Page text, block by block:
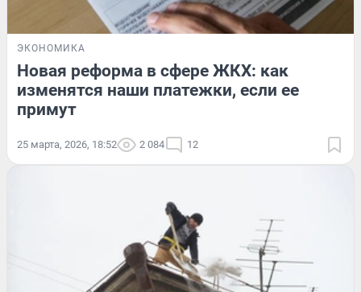
ЭКОНОМИКА
Новая реформа в сфере ЖКХ: как
изменятся наши платежки, если ее
примут
25 марта, 2026, 18:52 2 084 12